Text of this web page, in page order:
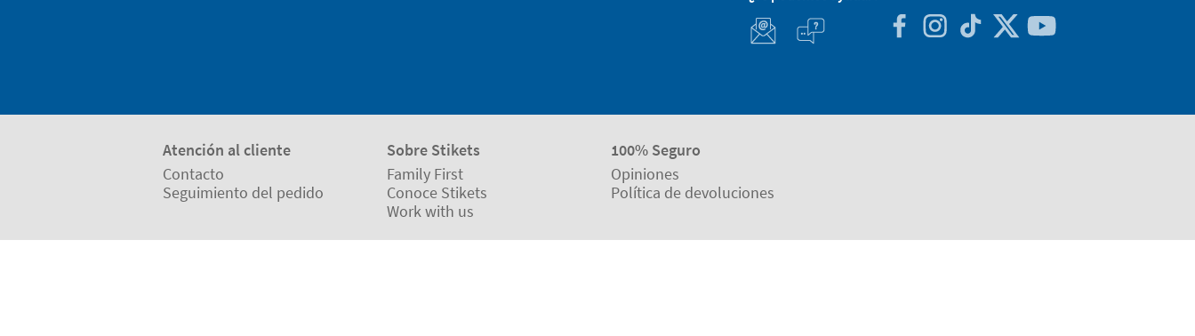
Atención al cliente
Contacto
Seguimiento del pedido
Sobre Stikets
Family First
Conoce Stikets
Work with us
100% Seguro
Opiniones
Política de devoluciones